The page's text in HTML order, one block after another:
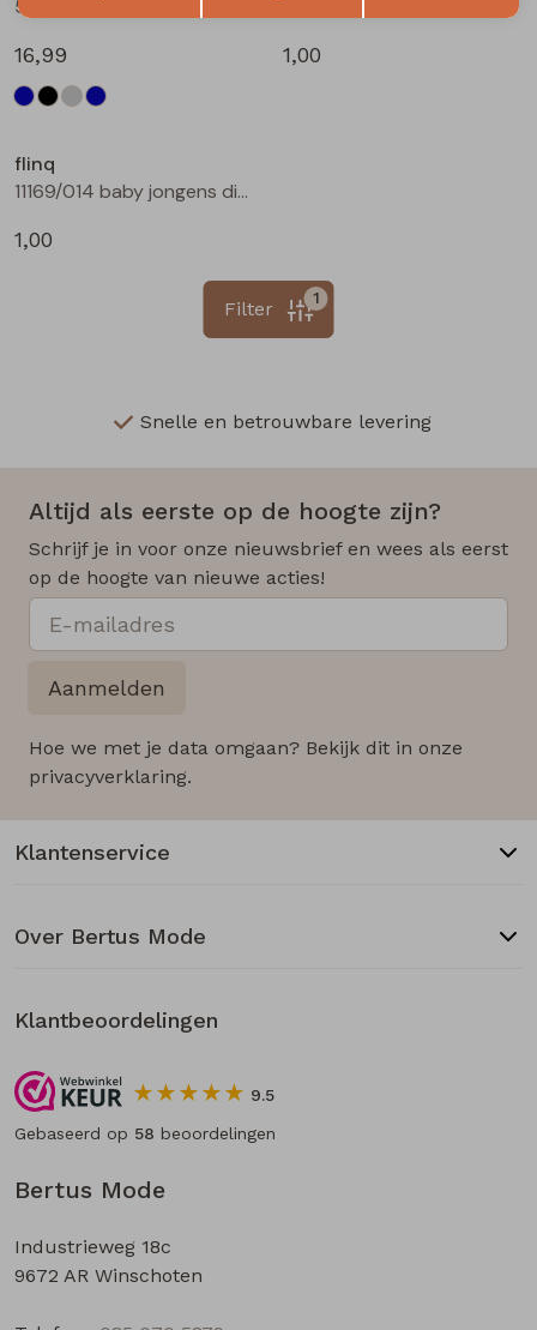
16,99
1,00
flinq
11169/014 baby jongens diversen bleu
1,00
1
Filter
Snelle en betrouwbare levering
Altijd als eerste op de hoogte zijn?
Schrijf je in voor onze nieuwsbrief en wees als eerst
op de hoogte van nieuwe acties!
Aanmelden
Hoe we met je data omgaan? Bekijk dit in onze
privacyverklaring.
Bertus Mode
Industrieweg 18c
9672 AR Winschoten
Klantenservice
Over Bertus Mode
Klantbeoordelingen
9.5
Gebaseerd op 58 beoordelingen